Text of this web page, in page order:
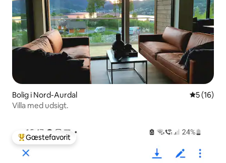
Bolig i Nord-Aurdal 5 ud af 5 i
5 (16)
Villa med udsigt.
Bedste gæstefavorit
Gæstefavorit